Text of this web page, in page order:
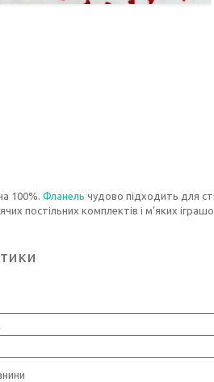
100%. Фланель чудово підходить для
постільних комплектів і м'яких